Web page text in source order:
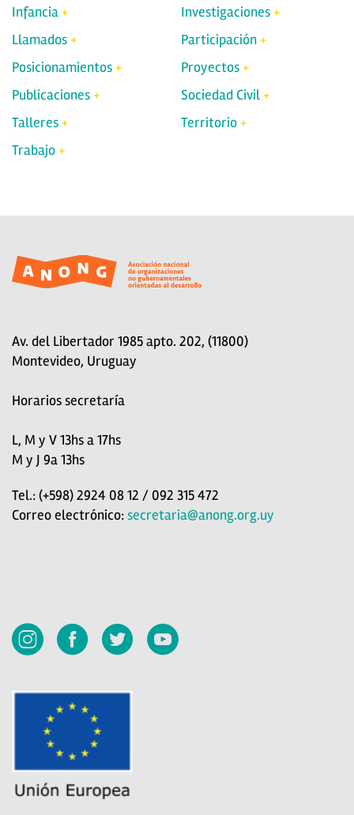
Infancia
Investigaciones
Llamados
Participación
Posicionamientos
Proyectos
Publicaciones
Sociedad Civil
Talleres
Territorio
Trabajo
Av. del Libertador 1985 apto. 202, (11800)
Montevideo, Uruguay
Horarios secretaría
L, M y V 13hs a 17hs
M y J 9a 13hs
Tel.: (+598) 2924 08 12 / 092 315 472
Correo electrónico:secretaria@anong.org.uy